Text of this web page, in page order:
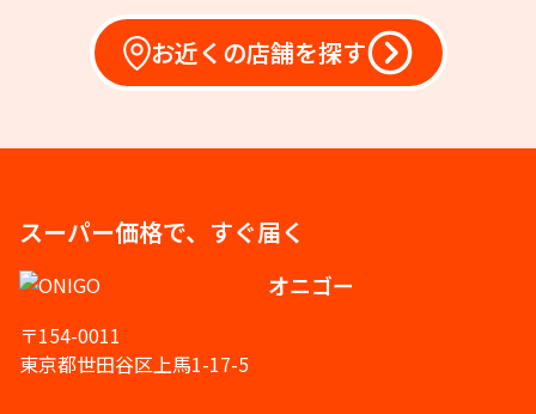
お近くの店舗を探す
スーパー価格で、すぐ届く
オニゴー
〒154-0011
東京都世田谷区上馬1-17-5